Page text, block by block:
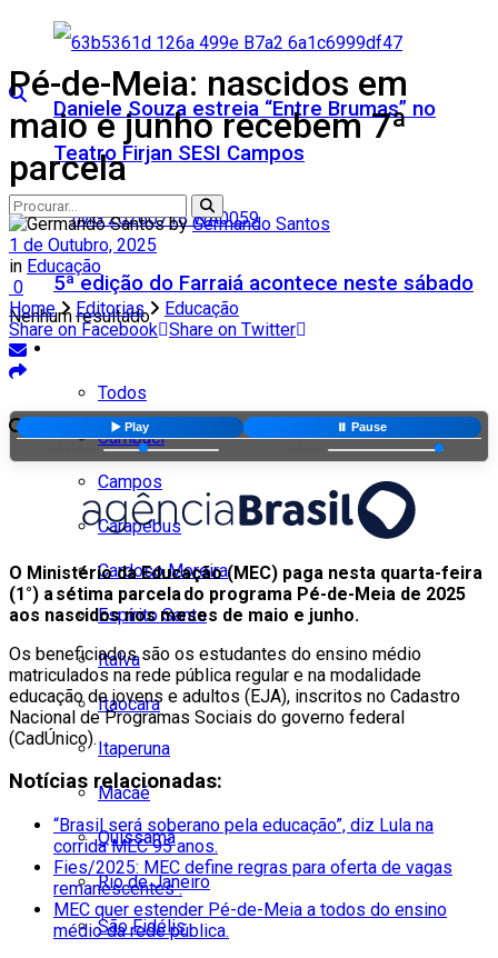
Daniele Souza estreia “Entre Brumas” no
Teatro Firjan SESI Campos
5ª edição do Farraiá acontece neste sábado
Todos
Cambuci
Campos
Carapebus
Cardoso Moreira
Espírito Santo
Italva
Itaocara
Itaperuna
Macaé
Quissamã
Rio de Janeiro
São Fidélis
Nenhum resultado
Ver todos os resultados
Pé-de-Meia: nascidos em
maio e junho recebem 7ª
parcela
by Germando Santos
1 de Outubro, 2025
in Educação
0
Home
Editorias
Educação
Share on Facebook Share on Twitter
▶️ Play ⏸️ Pause
O Ministério da Educação (MEC) paga nesta quarta-feira
(1°) a sétima parcela do programa Pé-de-Meia de 2025
aos nascidos nos meses de maio e junho.
Os beneficiados são os estudantes do ensino médio
matriculados na rede pública regular e na modalidade
educação de jovens e adultos (EJA), inscritos no Cadastro
Nacional de Programas Sociais do governo federal
(CadÚnico).
Notícias relacionadas:
“Brasil será soberano pela educação”, diz Lula na
corrida MEC 95 anos.
Fies/2025: MEC define regras para oferta de vagas
remanescentes .
MEC quer estender Pé-de-Meia a todos do ensino
médio da rede pública.